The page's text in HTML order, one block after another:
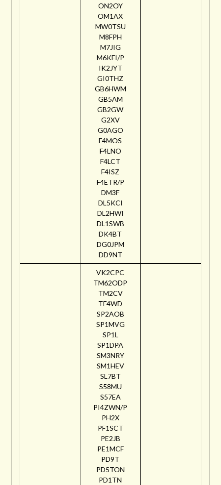
ON2OY
OM1AX
MW0TSU
M8FPH
M7JIG
M6KFI/P
IK2JYT
GI0THZ
GB6HWM
GB5AM
GB2GW
G2XV
G0AGO
F4MOS
F4LNO
F4LCT
F4ISZ
F4ETR/P
DM3F
DL5KCI
DL2HWI
DL1SWB
DK4BT
DG0JPM
DD9NT
VK2CPC
TM62ODP
TM2CV
TF4WD
SP2AOB
SP1MVG
SP1L
SP1DPA
SM3NRY
SM1HEV
SL7BT
S58MU
S57EA
PI4ZWN/P
PH2X
PF1SCT
PE2JB
PE1MCF
PD9T
PD5TON
PD1TN